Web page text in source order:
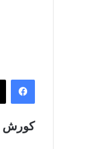
كورش